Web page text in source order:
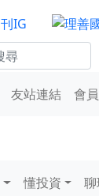
友站連結 會
懂投資